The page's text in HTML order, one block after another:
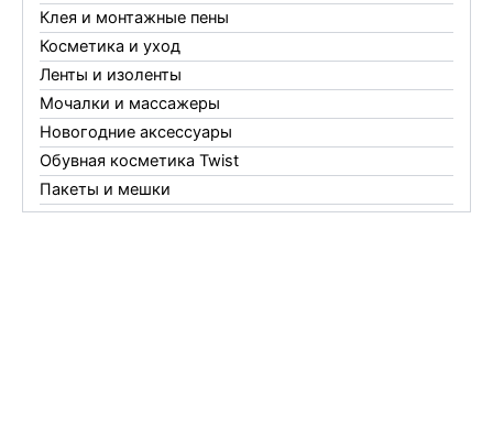
Клея и монтажные пены
Косметика и уход
Ленты и изоленты
Мочалки и массажеры
Новогодние аксессуары
Обувная косметика Twist
Пакеты и мешки
Перчатки